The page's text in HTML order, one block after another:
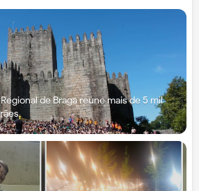
de Braga reúne mais de 5 mil